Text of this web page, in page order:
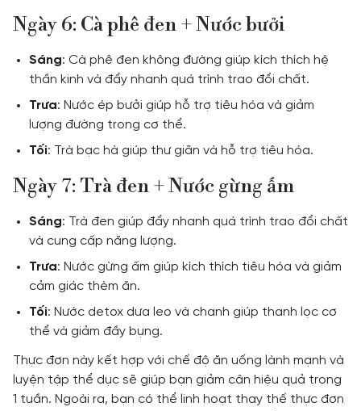
Ngày 6: Cà phê đen + Nước bưởi
Sáng: Cà phê đen không đường giúp kích thích hệ
thần kinh và đẩy nhanh quá trình trao đổi chất.
Trưa: Nước ép bưởi giúp hỗ trợ tiêu hóa và giảm
lượng đường trong cơ thể.
Tối: Trà bạc hà giúp thư giãn và hỗ trợ tiêu hóa.
Ngày 7: Trà đen + Nước gừng ấm
Sáng: Trà đen giúp đẩy nhanh quá trình trao đổi chất
và cung cấp năng lượng.
Trưa: Nước gừng ấm giúp kích thích tiêu hóa và giảm
cảm giác thèm ăn.
Tối: Nước detox dưa leo và chanh giúp thanh lọc cơ
thể và giảm đầy bụng.
Thực đơn này kết hợp với chế độ ăn uống lành mạnh và
luyện tập thể dục sẽ giúp bạn giảm cân hiệu quả trong
1 tuần. Ngoài ra, bạn có thể linh hoạt thay thế thực đơn